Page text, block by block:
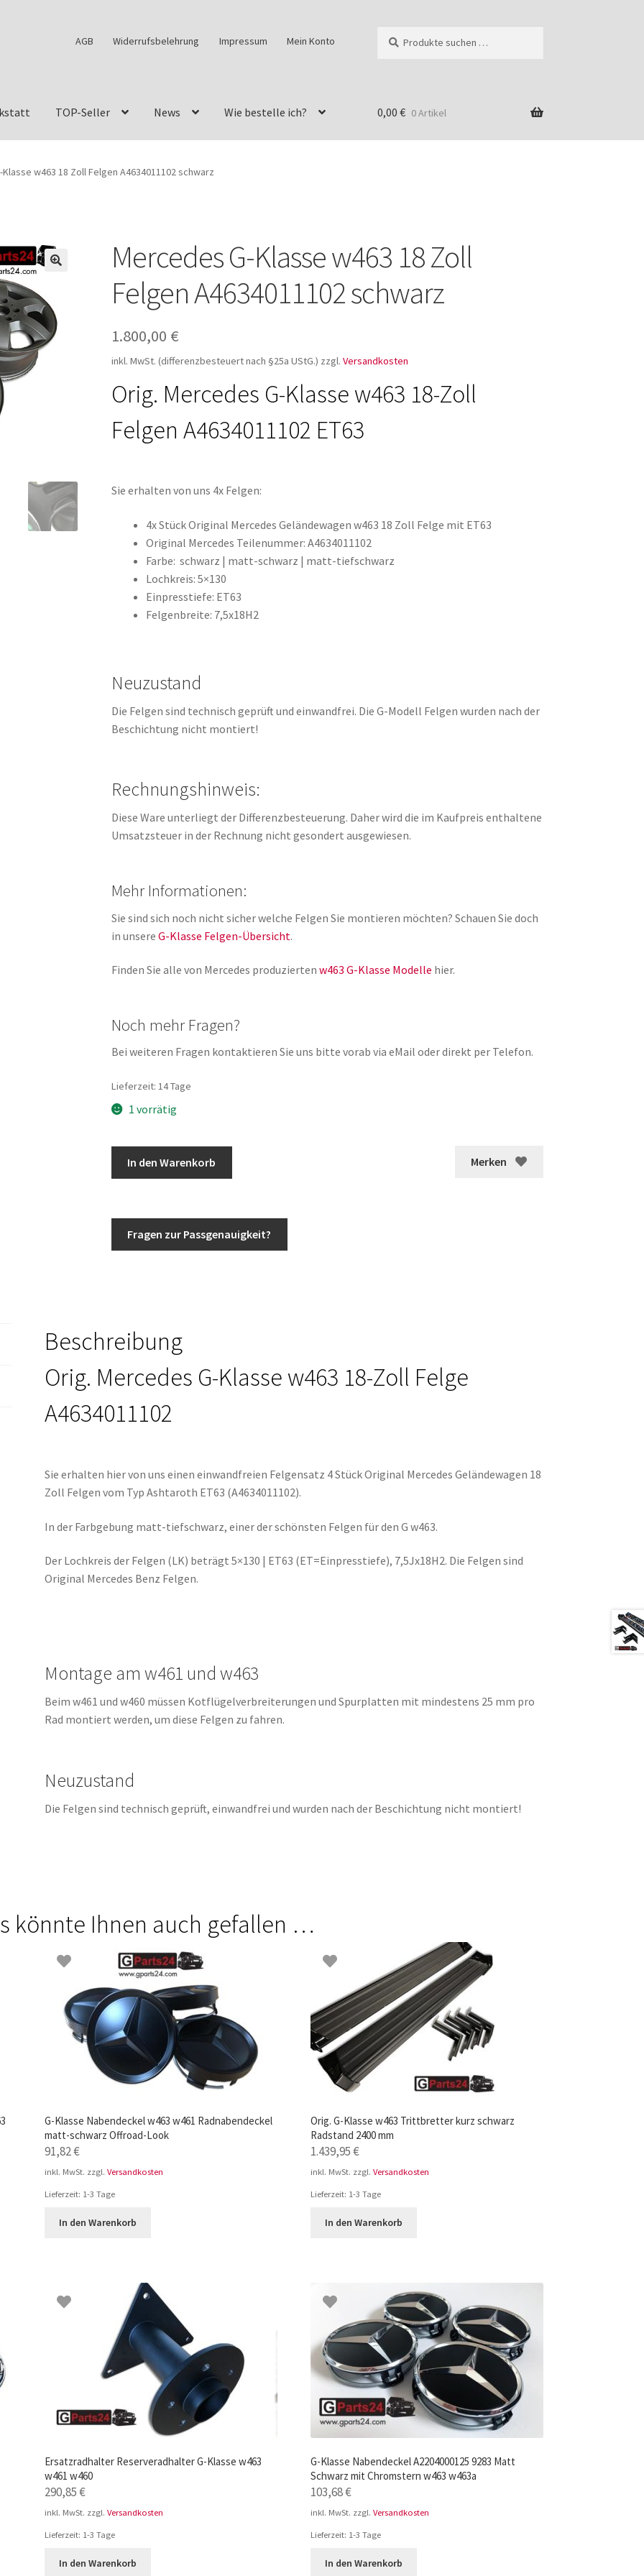
AGB Widerrufsbelehrung Impressum Mein Konto
nach:
TOP-Seller News Wie bestelle ich?
Felge ist für mein G-Modell 2018 verfügbar Widerrufsbelehrung
Restore – Tune – Drive
w463 AGB – Allgemeine Geschäftsbedingungen
0,00 € 0 Artikel
w463 18 Zoll Felgen A4634011102 schwarz
Mercedes G-Klasse w463 18 Zoll
Felgen A4634011102 schwarz
1.800,00 €
inkl. MwSt. (differenzbesteuert nach §25a UStG.) zzgl. Versandkosten
Orig. Mercedes G-Klasse w463 18-Zoll
Felgen A4634011102 ET63
Sie erhalten von uns 4x Felgen:
4x Stück Original Mercedes Geländewagen w463 18 Zoll Felge mit ET63
Original Mercedes Teilenummer: A4634011102
Farbe: schwarz | matt-schwarz | matt-tiefschwarz
Lochkreis: 5×130
Einpresstiefe: ET63
Felgenbreite: 7,5x18H2
Neuzustand
Die Felgen sind technisch geprüft und einwandfrei. Die G-Modell Felgen wurden nach der
Beschichtung nicht montiert!
Rechnungshinweis:
Diese Ware unterliegt der Differenzbesteuerung. Daher wird die im Kaufpreis enthaltene
Umsatzsteuer in der Rechnung nicht gesondert ausgewiesen.
Mehr Informationen:
Sie sind sich noch nicht sicher welche Felgen Sie montieren möchten? Schauen Sie doch
in unsere G-Klasse Felgen-Übersicht.
Finden Sie alle von Mercedes produzierten w463 G-Klasse Modelle hier.
Noch mehr Fragen?
Bei weiteren Fragen kontaktieren Sie uns bitte vorab via eMail oder direkt per Telefon.
Lieferzeit: 14 Tage
1 vorrätig
Merken
In den Warenkorb
Fragen zur Passgenauigkeit?
Beschreibung
Orig. Mercedes G-Klasse w463 18-Zoll Felge
A4634011102
Sie erhalten hier von uns einen einwandfreien Felgensatz 4 Stück Original Mercedes Geländewagen 18
Zoll Felgen vom Typ Ashtaroth ET63 (A4634011102).
In der Farbgebung matt-tiefschwarz, einer der schönsten Felgen für den G w463.
Der Lochkreis der Felgen (LK) beträgt 5×130 | ET63 (ET=Einpresstiefe), 7,5Jx18H2. Die Felgen sind
Original Mercedes Benz Felgen.
Montage am w461 und w463
Beim w461 und w460 müssen Kotflügelverbreiterungen und Spurplatten mit mindestens 25 mm pro
Rad montiert werden, um diese Felgen zu fahren.
Neuzustand
Die Felgen sind technisch geprüft, einwandfrei und wurden nach der Beschichtung nicht montiert!
könnte Ihnen auch gefallen …
G-Klasse Nabendeckel w463 w461 Radnabendeckel
matt-schwarz Offroad-Look
91,82€
inkl. MwSt. zzgl.Versandkosten
Lieferzeit: 1-3 Tage
In den Warenkorb
Orig. G-Klasse w463 Trittbretter kurz schwarz
Radstand 2400 mm
1.439,95€
inkl. MwSt. zzgl.Versandkosten
Lieferzeit: 1-3 Tage
In den Warenkorb
Ersatzradhalter Reserveradhalter G-Klasse w463
w461 w460
290,85€
inkl. MwSt. zzgl.Versandkosten
Lieferzeit: 1-3 Tage
In den Warenkorb
G-Klasse Nabendeckel A2204000125 9283 Matt
Schwarz mit Chromstern w463 w463a
103,68€
inkl. MwSt. zzgl.Versandkosten
Lieferzeit: 1-3 Tage
In den Warenkorb